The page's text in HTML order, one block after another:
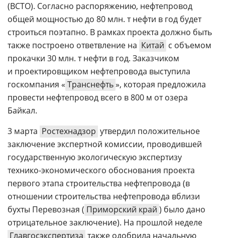
(ВСТО). Согласно распоряжению, нефтепровод
общей мощностью до 80 млн. т нефти в год будет
строиться поэтапно. В рамках проекта должно быть
также построено ответвление на Китай с объемом
прокачки 30 млн. т нефти в год. Заказчиком
и проектировщиком нефтепровода выступила
госкомпания « Транснефть», которая предложила
провести нефтепровод всего в 800 м от озера
Байкал.
3 марта Ростехнадзор утвердил положительное
заключение экспертной комиссии, проводившей
государственную экологическую экспертизу
технико-экономического обоснования проекта
первого этапа строительства нефтепровода (в
отношении строительства нефтепровода вблизи
бухты Перевозная ( Приморский край ) было дано
отрицательное заключение). На прошлой неделе
Главгосэкспертиза также одобрила начальную